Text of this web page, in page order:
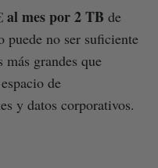
al mes por 2 TB de
puede no ser suficiente
más grandes que
de
y datos corporativos.